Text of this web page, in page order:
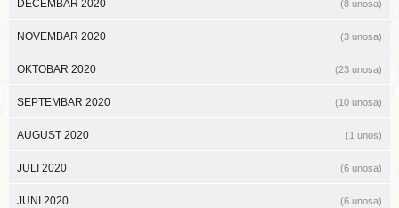
DECEMBAR 2020 (8 unosa)
NOVEMBAR 2020 (3 unosa)
OKTOBAR 2020 (23 unosa)
SEPTEMBAR 2020 (10 unosa)
AUGUST 2020 (1 unos)
JULI 2020 (6 unosa)
JUNI 2020 (6 unosa)